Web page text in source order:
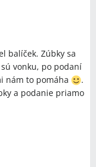
balíček. Zúbky sa
vonku, po podaní
nám to pomáha
️.
a podanie priamo